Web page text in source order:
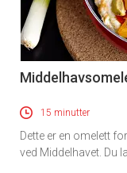
15 minutter
Dette er en omelett
ved Middelhavet. Du